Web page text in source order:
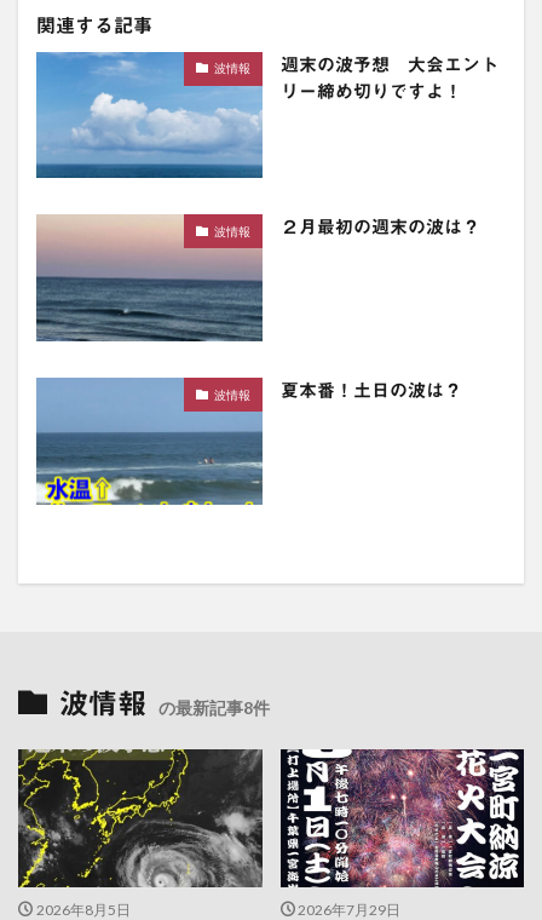
関連する記事
波情報
週末の波予想 大会エント
リー締め切りですよ！
波情報 ２月最初の週末の波は？
波情報 夏本番！土日の波は？
波情報 の最新記事8件
2026年8月5日 2026年7月29日